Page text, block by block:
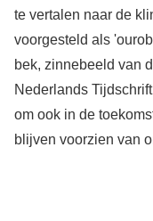
te vertalen naar de
voorgesteld als
bek, zinnebeeld van
Nederlands
om ook in de
blijven voorzien van